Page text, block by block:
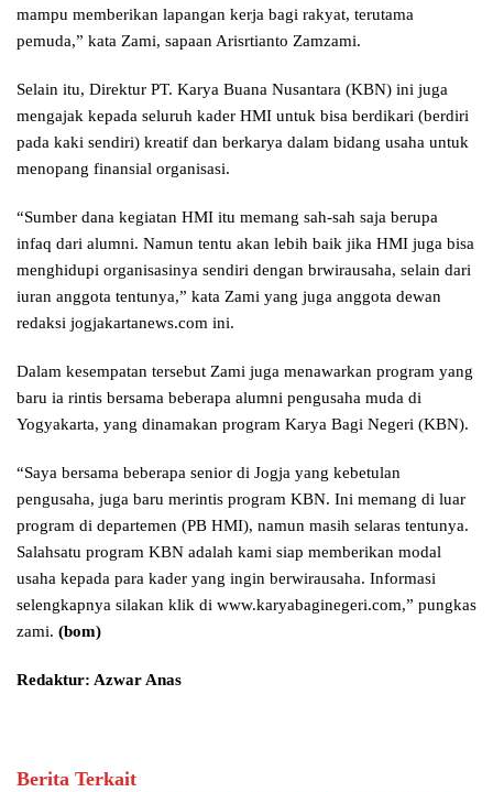
mampu memberikan lapangan kerja bagi rakyat, terutama
pemuda,” kata Zami, sapaan Arisrtianto Zamzami.
Selain itu, Direktur PT. Karya Buana Nusantara (KBN) ini juga
mengajak kepada seluruh kader HMI untuk bisa berdikari (berdiri
pada kaki sendiri) kreatif dan berkarya dalam bidang usaha untuk
menopang finansial organisasi.
“Sumber dana kegiatan HMI itu memang sah-sah saja berupa
infaq dari alumni. Namun tentu akan lebih baik jika HMI juga bisa
menghidupi organisasinya sendiri dengan brwirausaha, selain dari
iuran anggota tentunya,” kata Zami yang juga anggota dewan
redaksi jogjakartanews.com ini.
Dalam kesempatan tersebut Zami juga menawarkan program yang
baru ia rintis bersama beberapa alumni pengusaha muda di
Yogyakarta, yang dinamakan program Karya Bagi Negeri (KBN).
“Saya bersama beberapa senior di Jogja yang kebetulan
pengusaha, juga baru merintis program KBN. Ini memang di luar
program di departemen (PB HMI), namun masih selaras tentunya.
Salahsatu program KBN adalah kami siap memberikan modal
usaha kepada para kader yang ingin berwirausaha. Informasi
selengkapnya silakan klik di www.karyabaginegeri.com,” pungkas
zami. (bom)
Redaktur: Azwar Anas
Berita Terkait